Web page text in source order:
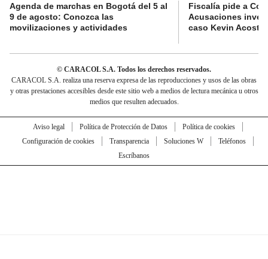
Agenda de marchas en Bogotá del 5 al
9 de agosto: Conozca las
movilizaciones y actividades
Fiscalía pide a
Acusaciones
caso Kevin Acosta
© CARACOL S.A. Todos los derechos reservados.
CARACOL S.A. realiza una reserva expresa de las reproducciones y usos de las obras
y otras prestaciones accesibles desde este sitio web a medios de lectura mecánica u otros
medios que resulten adecuados.
Aviso legal Política de Protección de Datos
Política de cookies
Configuración de cookies
Transparencia Soluciones W
Teléfonos
Escríbanos